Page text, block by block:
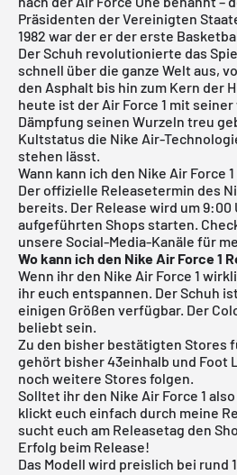
Präsidenten der Vereinigten
1982 war der er der erste
Der Schuh revolutionierte das
schnell über die ganze Welt aus,
den Asphalt bis hin zum Kern der
heute ist der Air Force 1 mit
Dämpfung seinen Wurzeln treu
Kultstatus die Nike Air-
stehen lässt.
Wann kann ich den Nike Air Force
Der offizielle Releasetermin des
bereits. Der Release wird um 9:00
aufgeführten Shops starten.
unsere Social-Media-Kanäle für
Wo kann ich den Nike Air Force 1
Wenn ihr den Nike Air Force 1
ihr euch entspannen. Der Schuh
einigen Größen verfügbar. Der
beliebt sein.
Zu den bisher bestätigten Stores
gehört bisher43einhalb und Foot
noch weitere Stores folgen.
Solltet ihr den Nike Air Force 1
klickt euch einfach durch meine
sucht euch am Releasetag den
Erfolg beim Release!
Das Modell wird preislich bei rund